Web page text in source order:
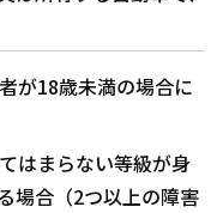
が18歳未満の場合に
はまらない等級が身
場合（2つ以上の障害